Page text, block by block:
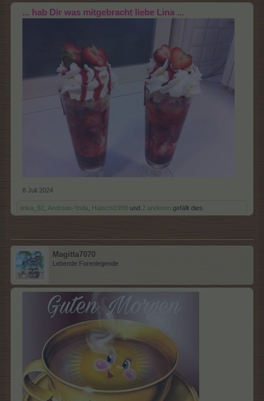
... hab Dir was mitgebracht liebe Lina ...
8 Juli 2024
tinka_92 Andreas-Yoda Hatschi1999 und 2 anderen gefällt dies.
Magitta7070
Lebende Forenlegende